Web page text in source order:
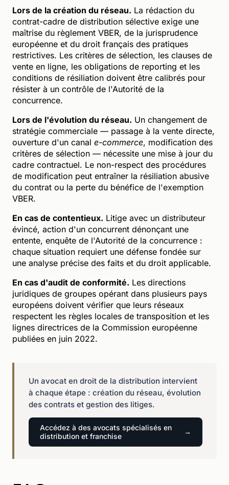
Lors de la création du réseau. La rédaction du
contrat-cadre de distribution sélective exige une
maîtrise du règlement VBER, de la jurisprudence
européenne et du droit français des pratiques
restrictives. Les critères de sélection, les clauses de
vente en ligne, les obligations de reporting et les
conditions de résiliation doivent être calibrés pour
résister à un contrôle de l'Autorité de la
concurrence.
Lors de l'évolution du réseau. Un changement de
stratégie commerciale — passage à la vente directe,
ouverture d'un canal e-commerce, modification des
critères de sélection — nécessite une mise à jour du
cadre contractuel. Le non-respect des procédures
de modification peut entraîner la résiliation abusive
du contrat ou la perte du bénéfice de l'exemption
VBER.
En cas de contentieux. Litige avec un distributeur
évincé, action d'un concurrent dénonçant une
entente, enquête de l'Autorité de la concurrence :
chaque situation requiert une défense fondée sur
une analyse précise des faits et du droit applicable.
En cas d'audit de conformité. Les directions
juridiques de groupes opérant dans plusieurs pays
européens doivent vérifier que leurs réseaux
respectent les règles locales de transposition et les
lignes directrices de la Commission européenne
publiées en juin 2022.
Un avocat en droit de la distribution intervient
à chaque étape : création du réseau, évolution
des contrats et gestion des litiges.
Accédez à des avocats spécialisés en
distribution et franchise